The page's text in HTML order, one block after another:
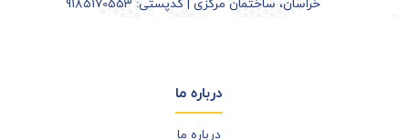
خراسان، ساختمان مرکزی | کدپستی: 9185170553
درباره ما
درباره ما